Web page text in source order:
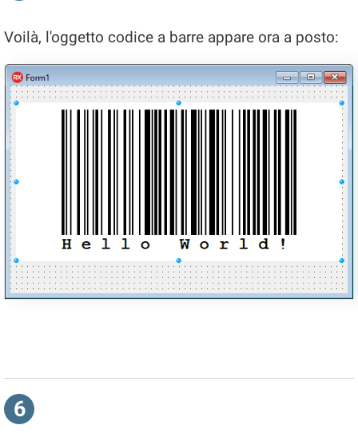
Voilà, l'oggetto codice a barre appare ora a posto:
6